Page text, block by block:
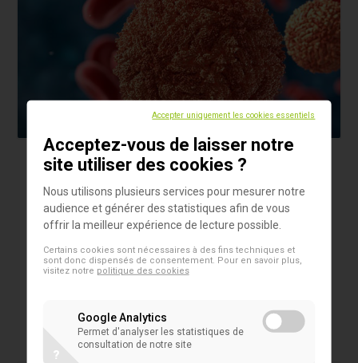
5 juin 2018 Actualités
Bacteriology and Infectious Diseases
Congress
Nous participons ensemble avec Alifax à
Bacteriology and Infectious Diseases Congress à
Accepter uniquement les cookies essentiels
Acceptez-vous de laisser notre
site utiliser des cookies ?
Nous utilisons plusieurs services pour mesurer notre
audience et générer des statistiques afin de vous
offrir la meilleur expérience de lecture possible.
Certains cookies sont nécessaires à des fins techniques et
sont donc dispensés de consentement. Pour en savoir plus,
visitez notre politique des cookies
Google Analytics
Permet d'analyser les statistiques de
consultation de notre site
?